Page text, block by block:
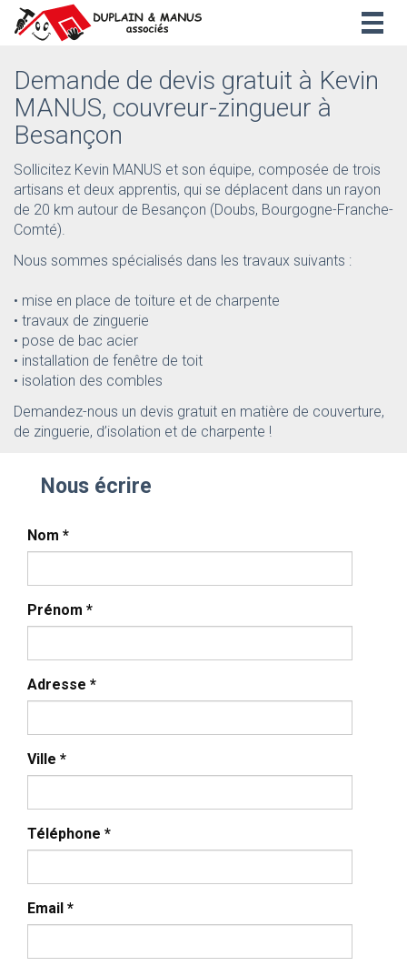
Demande de devis gratuit à Kevin
MANUS, couvreur-zingueur à
Besançon
Sollicitez Kevin MANUS et son équipe, composée de trois
artisans et deux apprentis, qui se déplacent dans un rayon
de 20 km autour de Besançon (Doubs, Bourgogne-Franche-
Comté).
Nous sommes spécialisés dans les travaux suivants :
• mise en place de toiture et de charpente
• travaux de zinguerie
• pose de bac acier
• installation de fenêtre de toit
• isolation des combles
Demandez-nous un devis gratuit en matière de couverture,
de zinguerie, d’isolation et de charpente !
Nous écrire
Nom *
Prénom *
Adresse *
Ville *
Téléphone *
Email *